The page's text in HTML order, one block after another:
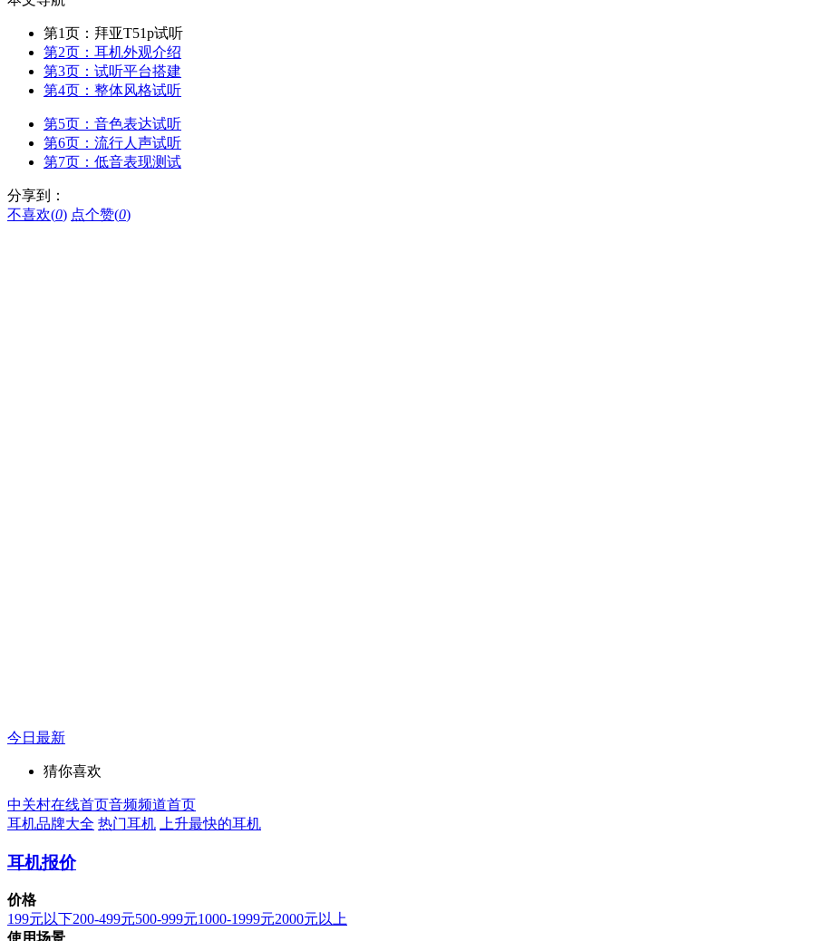
第1页：拜亚T51p试听
第2页：耳机外观介绍
第3页：试听平台搭建
第4页：整体风格试听
第5页：音色表达试听
第6页：流行人声试听
第7页：低音表现测试
分享到：
不喜欢(0) 点个赞(0)
今日最新
猜你喜欢
中关村在线首页音频频道首页
耳机品牌大全 热门耳机 上升最快的耳机
耳机报价
价格
199元以下200-499元500-999元1000-1999元2000元以上